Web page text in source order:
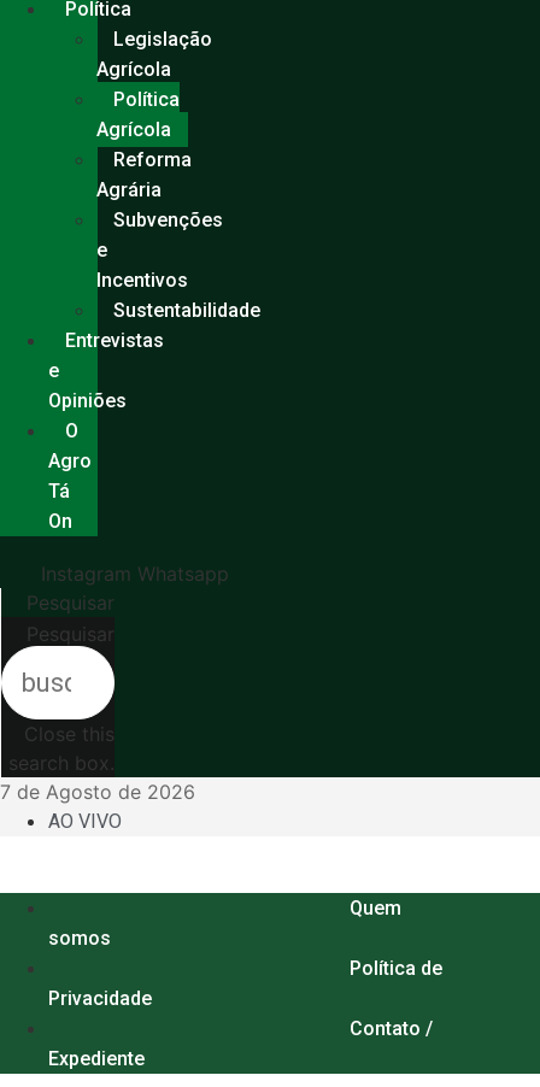
Política
Legislação
Agrícola
Política
Agrícola
Reforma
Agrária
Subvenções
e
Incentivos
Sustentabilidade
Entrevistas
e
Opiniões
O
Agro
Tá
On
Instagram Whatsapp
Pesquisar
Pesquisar
Close this
search box.
7 de Agosto de 2026
AO VIVO
Quem
somos
Política de
Privacidade
Contato /
Expediente